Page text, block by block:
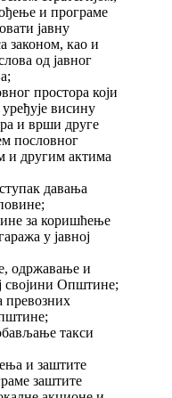
и програме
јавну
законом, као и
од јавног
простора који
висину
и врши друге
пословног
и другим актима
давања
за коришћење
у јавној
одржавање и
својини Општине;
превозних
такси
и заштите
заштите